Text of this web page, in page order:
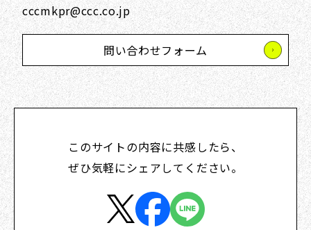
cccmkpr@ccc.co.jp
問い合わせフォーム
このサイトの内容に共感したら、
ぜひ気軽にシェアしてください。